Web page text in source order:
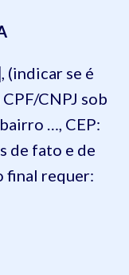
, (indicar se é
CNPJ sob
…, CEP:
de fato e de
final requer: